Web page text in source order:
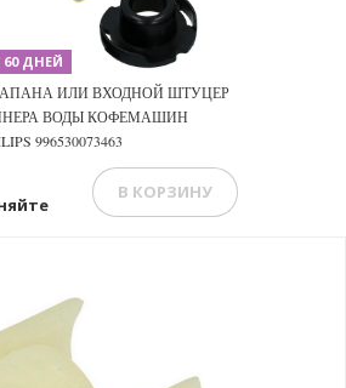
ДНЕЙ
ИЛИ ВХОДНОЙ ШТУЦЕР
ВОДЫ КОФЕМАШИН
996530073463
В КОРЗИНУ